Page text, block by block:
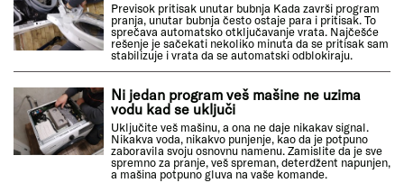
Previsok pritisak unutar bubnja Kada završi program
pranja, unutar bubnja često ostaje para i pritisak. To
sprečava automatsko otključavanje vrata. Najčešće
rešenje je sačekati nekoliko minuta da se pritisak sam
stabilizuje i vrata da se automatski odblokiraju.
Ni jedan program veš mašine ne uzima
vodu kad se uključi
Uključite veš mašinu, a ona ne daje nikakav signal.
Nikakva voda, nikakvo punjenje, kao da je potpuno
zaboravila svoju osnovnu namenu. Zamislite da je sve
spremno za pranje, veš spreman, deterdžent napunjen,
a mašina potpuno gluva na vaše komande.